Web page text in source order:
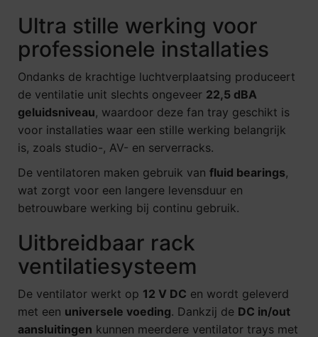
Ultra stille werking voor
professionele installaties
Ondanks de krachtige luchtverplaatsing produceert
de ventilatie unit slechts ongeveer 22,5 dBA
geluidsniveau, waardoor deze fan tray geschikt is
voor installaties waar een stille werking belangrijk
is, zoals studio-, AV- en serverracks.
De ventilatoren maken gebruik van fluid bearings,
wat zorgt voor een langere levensduur en
betrouwbare werking bij continu gebruik.
Uitbreidbaar rack
ventilatiesysteem
De ventilator werkt op 12 V DC en wordt geleverd
met een universele voeding. Dankzij de DC in/out
aansluitingen kunnen meerdere ventilator trays met